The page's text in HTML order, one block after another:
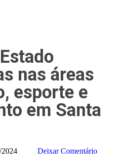
nas áreas
esporte e
em Santa
2024 Deixar Comentário